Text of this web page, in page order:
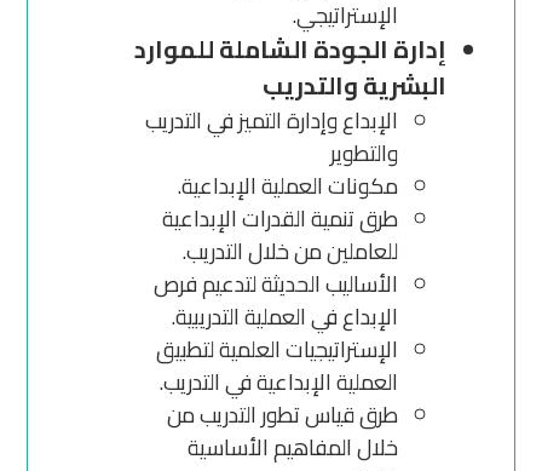
الإستراتيجي.
إدارة الجودة الشاملة للموارد
البشرية والتدريب
الإبداع وإدارة التميز في التدريب
والتطوير
مكونات العملية الإبداعية.
طرق تنمية القدرات الإبداعية
للعاملين من خلال التدريب.
الأساليب الحديثة لتدعيم فرص
الإبداع في العملية التدريبية.
الإستراتيجيات العلمية لتطبيق
العملية الإبداعية في التدريب.
طرق قياس تطور التدريب من
خلال المفاهيم الأساسية